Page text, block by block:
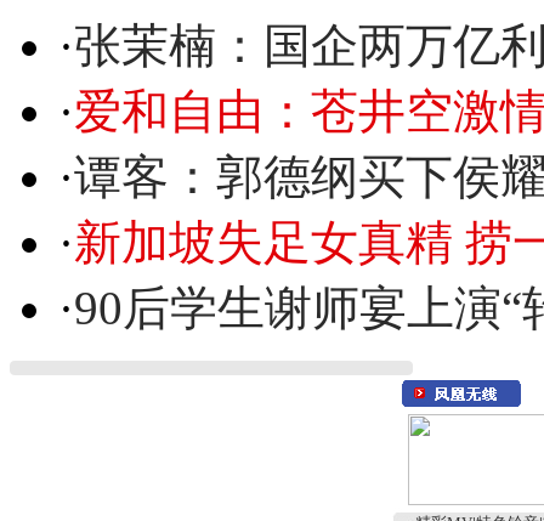
·张茉楠：国企两万亿
·爱和自由：苍井空激
·谭客：郭德纲买下侯
·新加坡失足女真精 捞
·90后学生谢师宴上演“